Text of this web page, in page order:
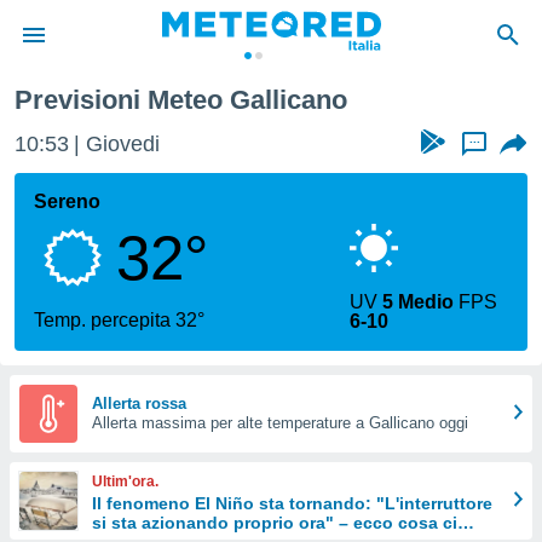
di
per
le
di
Web
le
Previsioni Meteo Gallicano
10:53 Giovedi ...
Sereno
32°
Temp. percepita 32°
UV5 Medio FPS
6-10
Allerta rossa
Allerta massima per alte temperature a Gallicano oggi
Ultim'ora.
Il fenomeno El Niño sta tornando: "L'interruttore
si sta azionando proprio ora" – ecco cosa ci